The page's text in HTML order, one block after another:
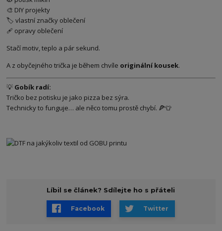
🎨 DIY projekty
🏷️ vlastní značky oblečení
🩹 opravy oblečení
Stačí motiv, teplo a pár sekund.
A z obyčejného trička je během chvíle originální kousek.
💡 Gobík radí:
Tričko bez potisku je jako pizza bez sýra.
Technicky to funguje… ale něco tomu prostě chybí. 🍕👕
Líbil se článek? Sdílejte ho s přáteli
Facebook Twitter